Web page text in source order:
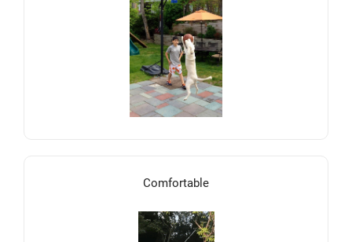
Comfortable